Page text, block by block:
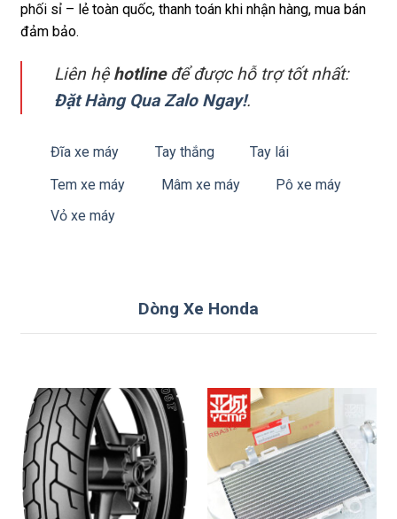
phối sỉ – lẻ toàn quốc, thanh toán khi nhận hàng, mua bán
đảm bảo.
Liên hệ hotlineđể được hỗ trợ tốt nhất:
Đặt Hàng Qua Zalo Ngay!.
Đĩa xe máy Tay thắng
Tay lái
Tem xe máy
Mâm xe máy
Pô xe máy
Vỏ xe máy
Dòng Xe Honda